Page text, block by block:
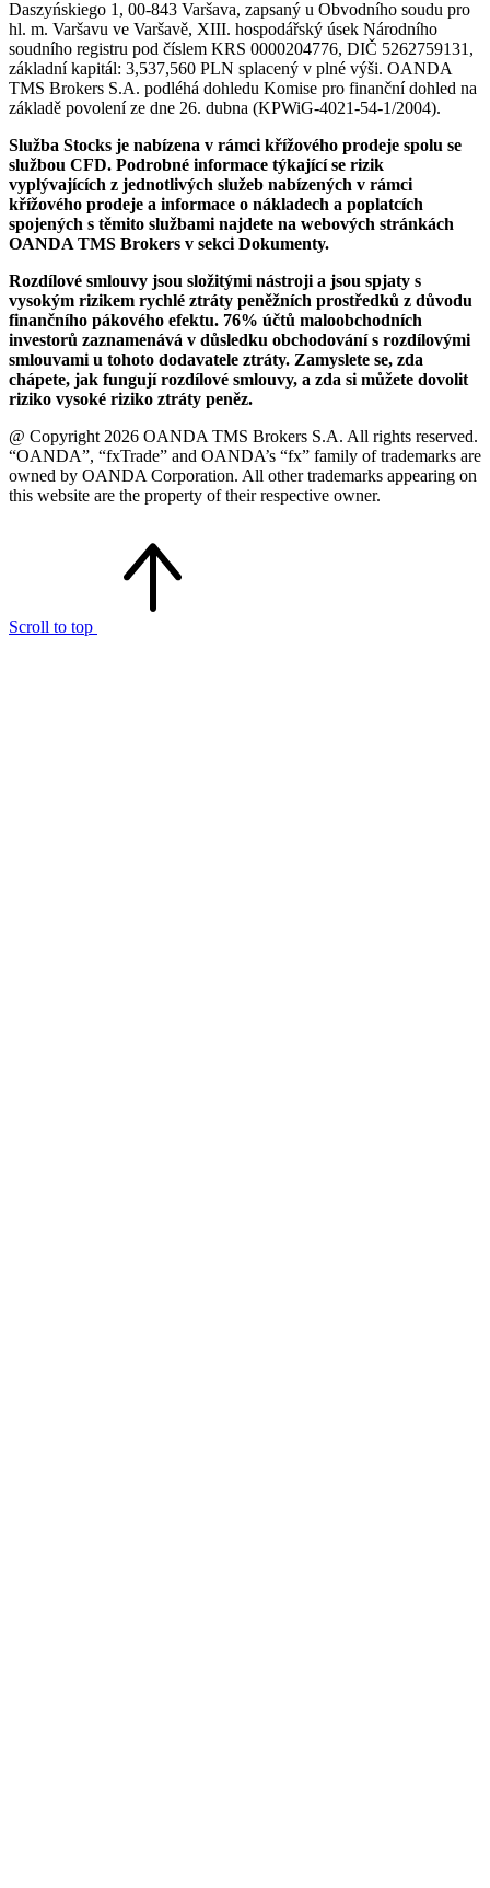
Daszyńskiego 1, 00-843 Varšava, zapsaný u Obvodního soudu pro
hl. m. Varšavu ve Varšavě, XIII. hospodářský úsek Národního
soudního registru pod číslem KRS 0000204776, DIČ 5262759131,
základní kapitál: 3,537,560 PLN splacený v plné výši. OANDA
TMS Brokers S.A. podléhá dohledu Komise pro finanční dohled na
základě povolení ze dne 26. dubna (KPWiG-4021-54-1/2004).
Služba Stocks je nabízena v rámci křížového prodeje spolu se
službou CFD. Podrobné informace týkající se rizik
vyplývajících z jednotlivých služeb nabízených v rámci
křížového prodeje a informace o nákladech a poplatcích
spojených s těmito službami najdete na webových stránkách
OANDA TMS Brokers v sekci Dokumenty.
Rozdílové smlouvy jsou složitými nástroji a jsou spjaty s
vysokým rizikem rychlé ztráty peněžních prostředků z důvodu
finančního pákového efektu. 76% účtů maloobchodních
investorů zaznamenává v důsledku obchodování s rozdílovými
smlouvami u tohoto dodavatele ztráty. Zamyslete se, zda
chápete, jak fungují rozdílové smlouvy, a zda si můžete dovolit
riziko vysoké riziko ztráty peněz.
@ Copyright 2026 OANDA TMS Brokers S.A. All rights reserved.
“OANDA”, “fxTrade” and OANDA’s “fx” family of trademarks are
owned by OANDA Corporation. All other trademarks appearing on
this website are the property of their respective owner.
Scroll to top